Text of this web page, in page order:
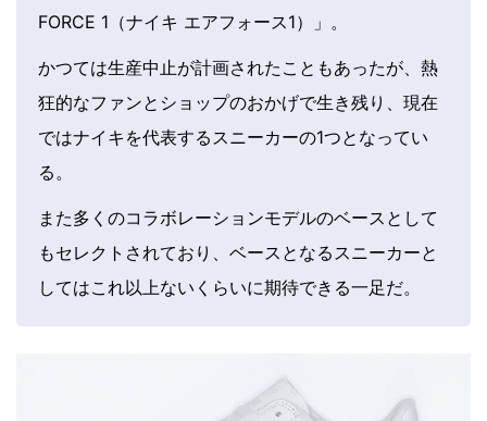
FORCE 1（ナイキ エアフォース1）」。
かつては生産中止が計画されたこともあったが、熱
狂的なファンとショップのおかげで生き残り、現在
ではナイキを代表するスニーカーの1つとなってい
る。
また多くのコラボレーションモデルのベースとして
もセレクトされており、ベースとなるスニーカーと
してはこれ以上ないくらいに期待できる一足だ。